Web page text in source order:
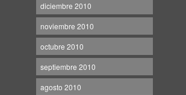
diciembre 2010
noviembre 2010
octubre 2010
septiembre 2010
agosto 2010